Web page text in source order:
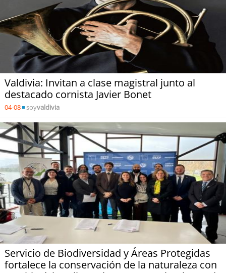
Valdivia: Invitan a clase magistral junto al
destacado cornista Javier Bonet
04-08 soyvaldivia
Servicio de Biodiversidad y Áreas Protegidas
fortalece la conservación de la naturaleza con